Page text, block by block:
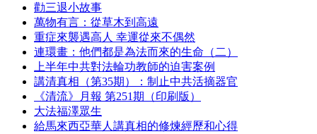
勸三退小故事
萬物有言：從草木到高遠
重症來襲遇高人 幸運從來不偶然
連環畫：他們都是為法而來的生命（二）
上半年中共對法輪功教師的迫害案例
講清真相（第35期）：制止中共活摘器官
《清流》月報 第251期（印刷版）
大法福澤眾生
給馬來西亞華人講真相的修煉經歷和心得